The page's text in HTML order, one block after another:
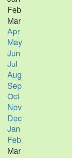
Feb
Mar
Apr
May
Jun
Jul
Aug
Sep
Oct
Nov
Dec
Jan
Feb
Mar